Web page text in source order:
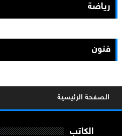
رياضة
فنون
الصفحة الرئيسية
الكاتب